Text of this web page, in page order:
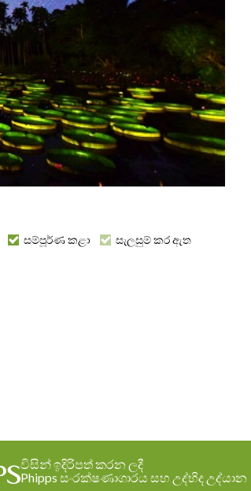
සම්පූර්ණ කළා සැලසුම් කර ඇත
විසින් ඉදිරිපත් කරන ලදී
Phipps සංරක්ෂණාගාරය සහ උද්භිද උද්යාන